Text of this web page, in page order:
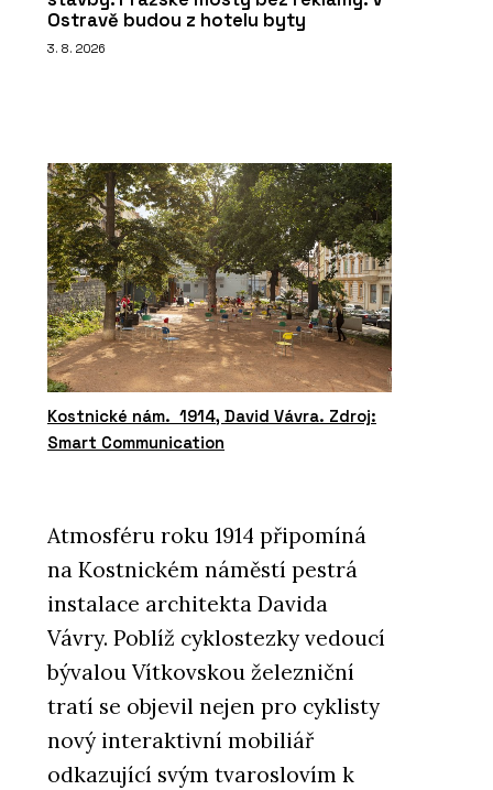
Ostravě budou z hotelu byty
3. 8. 2026
Kostnické nám. 1914, David Vávra. Zdroj:
Smart Communication
Atmosféru roku 1914 připomíná
na Kostnickém náměstí pestrá
instalace architekta Davida
Vávry. Poblíž cyklostezky vedoucí
bývalou Vítkovskou železniční
tratí se objevil nejen pro cyklisty
nový interaktivní mobiliář
odkazující svým tvaroslovím k